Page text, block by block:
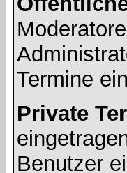
Termine
Private
Benutzer